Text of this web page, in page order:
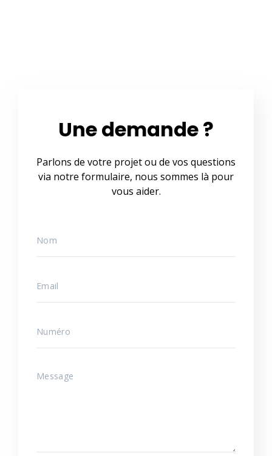
Une demande ?
Parlons de votre projet ou de vos questions
via notre formulaire, nous sommes là pour
vous aider.